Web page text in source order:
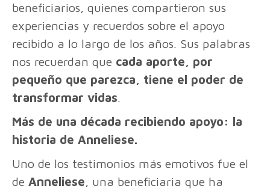
beneficiarios, quienes compartieron sus
experiencias y recuerdos sobre el apoyo
recibido a lo largo de los años. Sus palabras
nos recuerdan que cada aporte, por
pequeño que parezca, tiene el poder de
transformar vidas.
Más de una década recibiendo apoyo: la
historia de Anneliese.
Uno de los testimonios más emotivos fue el
de Anneliese, una beneficiaria que ha